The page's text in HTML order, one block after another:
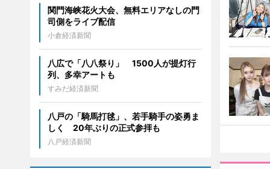
関門海峡花火大会、無料エリアなしの門
司側をライブ配信
小倉経済新聞
八広で「八八祭り」 1500人が提灯行
列、多幸アートも
すみだ経済新聞
八戸の「騎馬打毬」、若手騎手の姿勇ま
しく 20年ぶりの正式参拝も
八戸経済新聞